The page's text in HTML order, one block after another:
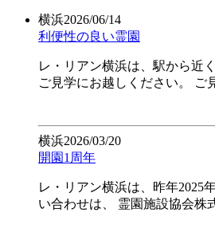
横浜2026/06/14
利便性の良い霊園
レ・リアン横浜は、駅から近
ご見学にお越しください。
横浜2026/03/20
開園1周年
レ・リアン横浜は、昨年2025
い合わせは、 霊園施設協会株